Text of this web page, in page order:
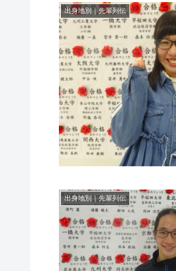
出身地別｜先輩列伝
出身地別｜先輩列伝